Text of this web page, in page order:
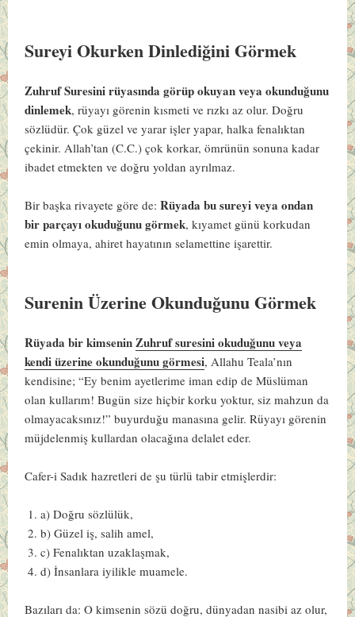
Sureyi Okurken Dinlediğini Görmek
Zuhruf Suresini rüyasında görüp okuyan veya okunduğunu
dinlemek, rüyayı görenin kısmeti ve rızkı az olur. Doğru
sözlüdür. Çok güzel ve yarar işler yapar, halka fenalıktan
çekinir. Allah’tan (C.C.) çok korkar, ömrünün sonuna kadar
ibadet etmekten ve doğru yoldan ayrılmaz.
Bir başka rivayete göre de: Rüyada bu sureyi veya ondan
bir parçayı okuduğunu görmek, kıyamet günü korkudan
emin olmaya, ahiret hayatının selamettine işarettir.
Surenin Üzerine Okunduğunu Görmek
Rüyada bir kimseninZuhruf suresini okuduğunu veya
kendi üzerine okunduğunu görmesi, Allahu Teala’nın
kendisine; “Ey benim ayetlerime iman edip de Müslüman
olan kullarım! Bugün size hiçbir korku yoktur, siz mahzun da
olmayacaksınız!” buyurduğu manasına gelir. Rüyayı görenin
müjdelenmiş kullardan olacağına delalet eder.
Cafer-i Sadık hazretleri de şu türlü tabir etmişlerdir:
a) Doğru sözlülük,
b) Güzel iş, salih amel,
c) Fenalıktan uzaklaşmak,
d) İnsanlara iyilikle muamele.
Bazıları da:O kimsenin sözü doğru, dünyadan nasibi az olur,